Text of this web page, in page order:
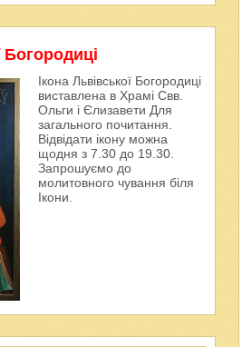
Богородиці
Ікона Львівської Богородиці
виставлена в Храмі Свв.
Ольги і Єлизавети Для
загального почитання.
Відвідати ікону можна
щодня з 7.30 до 19.30.
Запрошуємо до
молитовного чування біля
Ікони.